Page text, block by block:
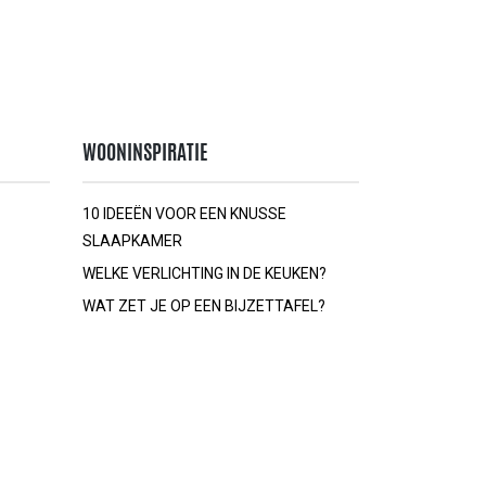
WOONINSPIRATIE
10 IDEEËN VOOR EEN KNUSSE
SLAAPKAMER
WELKE VERLICHTING IN DE KEUKEN?
WAT ZET JE OP EEN BIJZETTAFEL?